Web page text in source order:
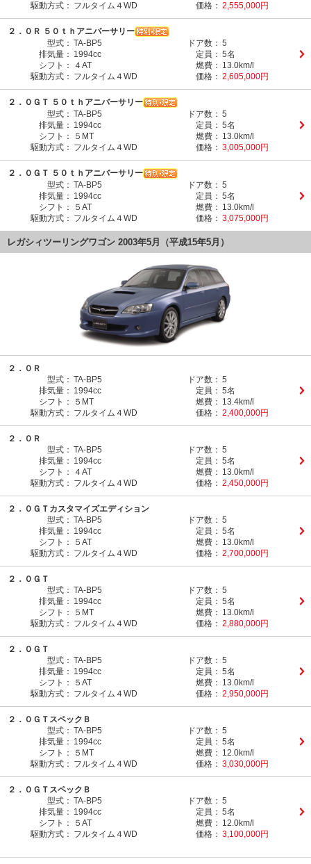
駆動方式： フルタイム４WD 価格： 2,555,000円
２．０Ｒ ５０ｔｈアニバーサリー
型式： TA-BP5 ドア数： 5
排気量： 1994cc 定員： 5名
シフト：
４AT 燃費： 13.0km/l
駆動方式： フルタイム４WD 価格： 2,605,000円
２．０ＧＴ ５０ｔｈアニバーサリー
型式： TA-BP5 ドア数： 5
排気量： 1994cc 定員： 5名
シフト：
５MT 燃費： 13.0km/l
駆動方式： フルタイム４WD 価格： 3,005,000円
２．０ＧＴ ５０ｔｈアニバーサリー
型式： TA-BP5 ドア数： 5
排気量： 1994cc 定員： 5名
シフト：
５AT 燃費： 13.0km/l
駆動方式： フルタイム４WD 価格： 3,075,000円
レガシィツーリングワゴン 2003年5月（平成15年5月）
２．０Ｒ
型式： TA-BP5 ドア数： 5
排気量： 1994cc 定員： 5名
シフト：
５MT 燃費： 13.4km/l
駆動方式： フルタイム４WD 価格： 2,400,000円
２．０Ｒ
型式： TA-BP5 ドア数： 5
排気量： 1994cc 定員： 5名
シフト：
４AT 燃費： 13.0km/l
駆動方式： フルタイム４WD 価格： 2,450,000円
２．０ＧＴカスタマイズエディション
型式： TA-BP5 ドア数： 5
排気量： 1994cc 定員： 5名
シフト：
５AT 燃費： 13.0km/l
駆動方式： フルタイム４WD 価格： 2,700,000円
２．０ＧＴ
型式： TA-BP5 ドア数： 5
排気量： 1994cc 定員： 5名
シフト：
５MT 燃費： 13.0km/l
駆動方式： フルタイム４WD 価格： 2,880,000円
２．０ＧＴ
型式： TA-BP5 ドア数： 5
排気量： 1994cc 定員： 5名
シフト：
５AT 燃費： 13.0km/l
駆動方式： フルタイム４WD 価格： 2,950,000円
２．０ＧＴスペックＢ
型式： TA-BP5 ドア数： 5
排気量： 1994cc 定員： 5名
シフト：
５MT 燃費： 12.0km/l
駆動方式： フルタイム４WD 価格： 3,030,000円
２．０ＧＴスペックＢ
型式： TA-BP5 ドア数： 5
排気量： 1994cc 定員： 5名
シフト：
５AT 燃費： 12.0km/l
駆動方式： フルタイム４WD 価格： 3,100,000円